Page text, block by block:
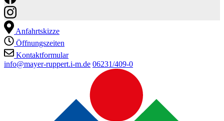
Anfahrtskizze
Öffnungszeiten
Kontaktformular
info@mayer-ruppert.i-m.de 06231/409-0